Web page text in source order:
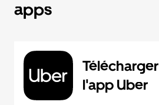
apps
Télécharger
l'app Uber